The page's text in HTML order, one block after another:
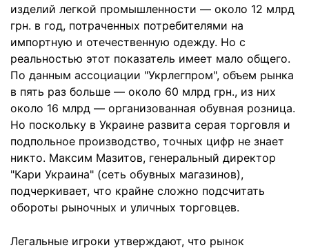
изделий легкой промышленности — около 12 млрд
грн. в год, потраченных потребителями на
импортную и отечественную одежду. Но с
реальностью этот показатель имеет мало общего.
По данным ассоциации "Укрлегпром", объем рынка
в пять раз больше — около 60 млрд грн., из них
около 16 млрд — организованная обувная розница.
Но поскольку в Украине развита серая торговля и
подпольное производство, точных цифр не знает
никто. Максим Мазитов, генеральный директор
"Кари Украина" (сеть обувных магазинов),
подчеркивает, что крайне сложно подсчитать
обороты рыночных и уличных торговцев.
Легальные игроки утверждают, что рынок